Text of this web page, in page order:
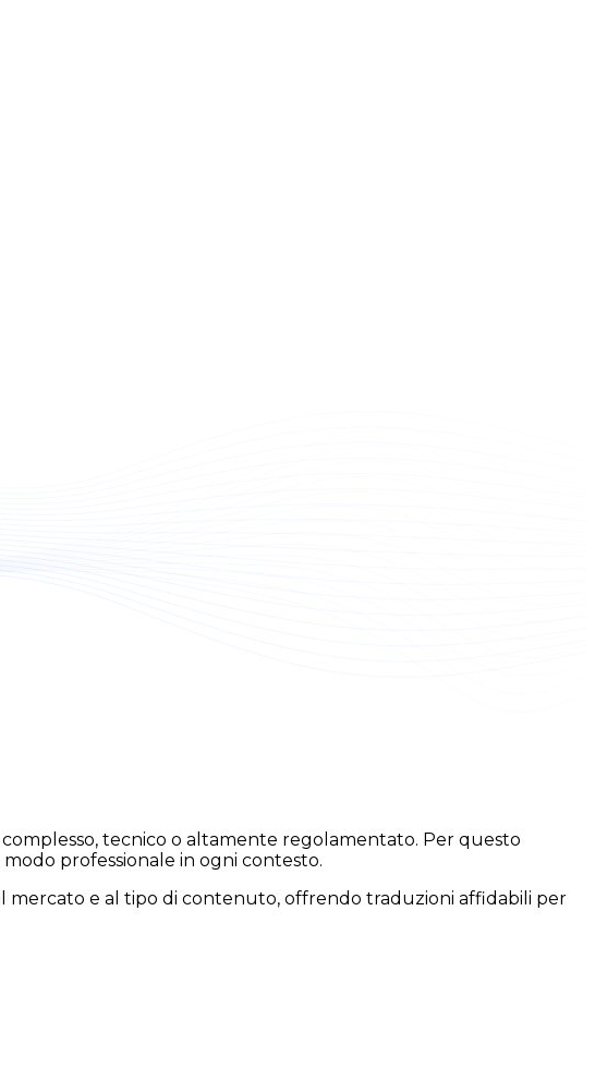
tecnico o altamente regolamentato. Per questo
professionale in ogni contesto.
mercato e al tipo di contenuto, offrendo traduzioni affidabili per